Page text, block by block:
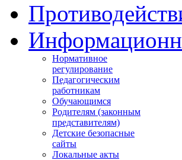
Нормативное
регулирование
Педагогическим
работникам
Обучающимся
Родителям (законным
представителям)
Детские безопасные
сайты
Локальные акты